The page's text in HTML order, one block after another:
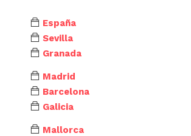
España
Sevilla
Granada
Madrid
Barcelona
Galicia
Mallorca